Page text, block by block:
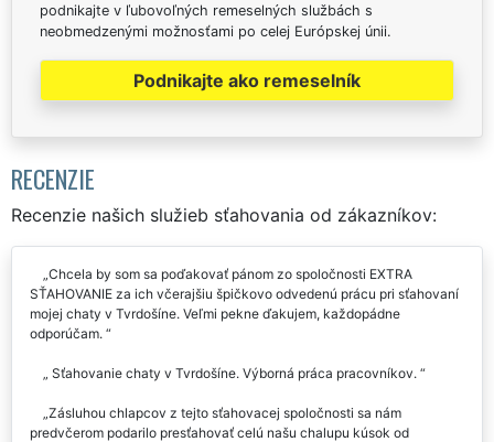
podnikajte v ľubovoľných remeselných službách s
neobmedzenými možnosťami po celej Európskej únii.
Podnikajte ako remeselník
RECENZIE
Recenzie našich služieb sťahovania od zákazníkov:
Chcela by som sa poďakovať pánom zo spoločnosti EXTRA
SŤAHOVANIE za ich včerajšiu špičkovo odvedenú prácu pri sťahovaní
mojej chaty v Tvrdošíne. Veľmi pekne ďakujem, každopádne
odporúčam.
Sťahovanie chaty v Tvrdošíne. Výborná práca pracovníkov.
Zásluhou chlapcov z tejto sťahovacej spoločnosti sa nám
predvčerom podarilo presťahovať celú našu chalupu kúsok od